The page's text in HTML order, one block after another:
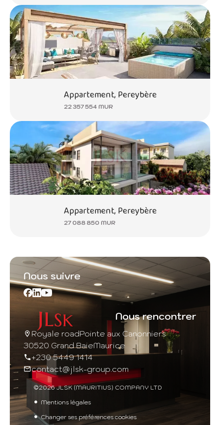
Appartement, Pereybère
22 357 554 MUR
Appartement, Pereybère
27 088 850 MUR
Nous suivre
Nous rencontrer
Royale roadPointe aux Canonniers
30520 Grand BaieMaurice
+230 5449 1414
contact@jlsk-group.com
©2026 JLSK (MAURITIUS) COMPANY LTD
Mentions légales
Changer ses préférences cookies